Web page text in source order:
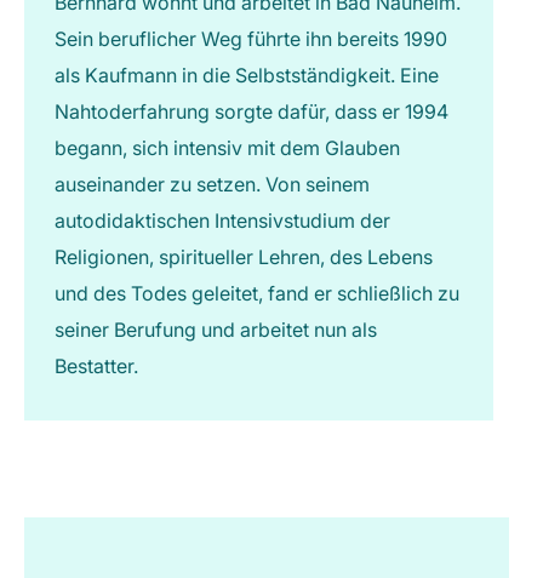
Sein beruflicher Weg führte ihn bereits 1990
als Kaufmann in die Selbstständigkeit. Eine
Nahtoderfahrung sorgte dafür, dass er 1994
begann, sich intensiv mit dem Glauben
auseinander zu setzen. Von seinem
autodidaktischen Intensivstudium der
Religionen, spiritueller Lehren, des Lebens
und des Todes geleitet, fand er schließlich zu
seiner Berufung und arbeitet nun als
Bestatter.